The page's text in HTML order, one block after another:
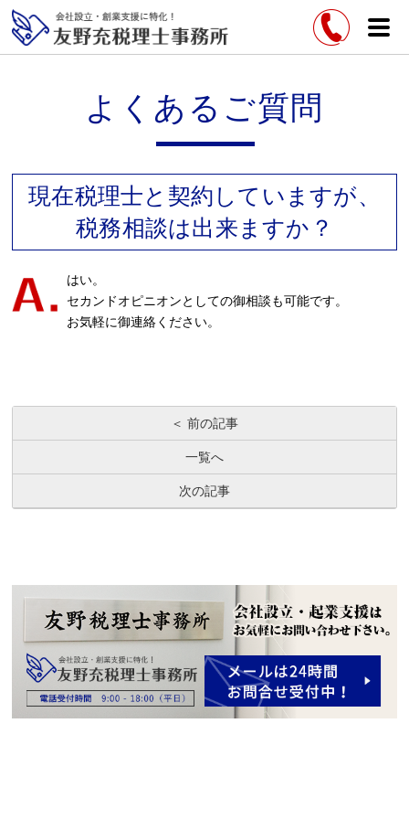
よくあるご質問
現在税理士と契約していますが、
税務相談は出来ますか？
はい。
セカンドオピニオンとしての御相談も可能です。
お気軽に御連絡ください。
＜ 前の記事
一覧へ
次の記事